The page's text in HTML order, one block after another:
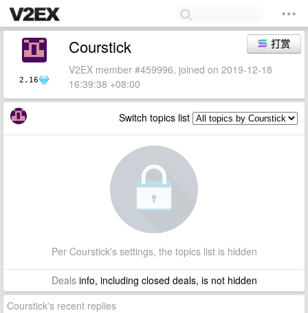
2.16
打赏
Courstick
V2EX member #459996, joined on 2019-12-18
16:39:38 +08:00
Switch topics list
Per Courstick's settings, the topics list is hidden
Dealsinfo, including closed deals, is not hidden
Courstick's recent replies